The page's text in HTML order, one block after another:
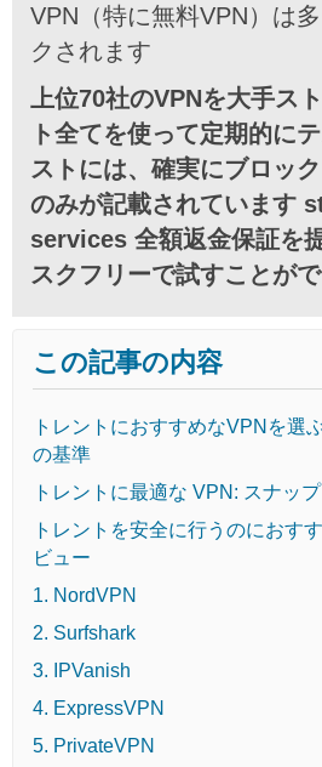
VPN（特に無料VPN）は
クされます
上位70社のVPNを大手ス
ト全てを使って定期的に
ストには、確実にブロッ
のみが記載されています
services 全額返金保証を
スクフリーで試すことが
この記事の内容
トレントにおすすめなVPNを選
の基準
トレントに最適な VPN: スナッ
トレントを安全に行うのにおす
ビュー
1. NordVPN
2. Surfshark
3. IPVanish
4. ExpressVPN
5. PrivateVPN